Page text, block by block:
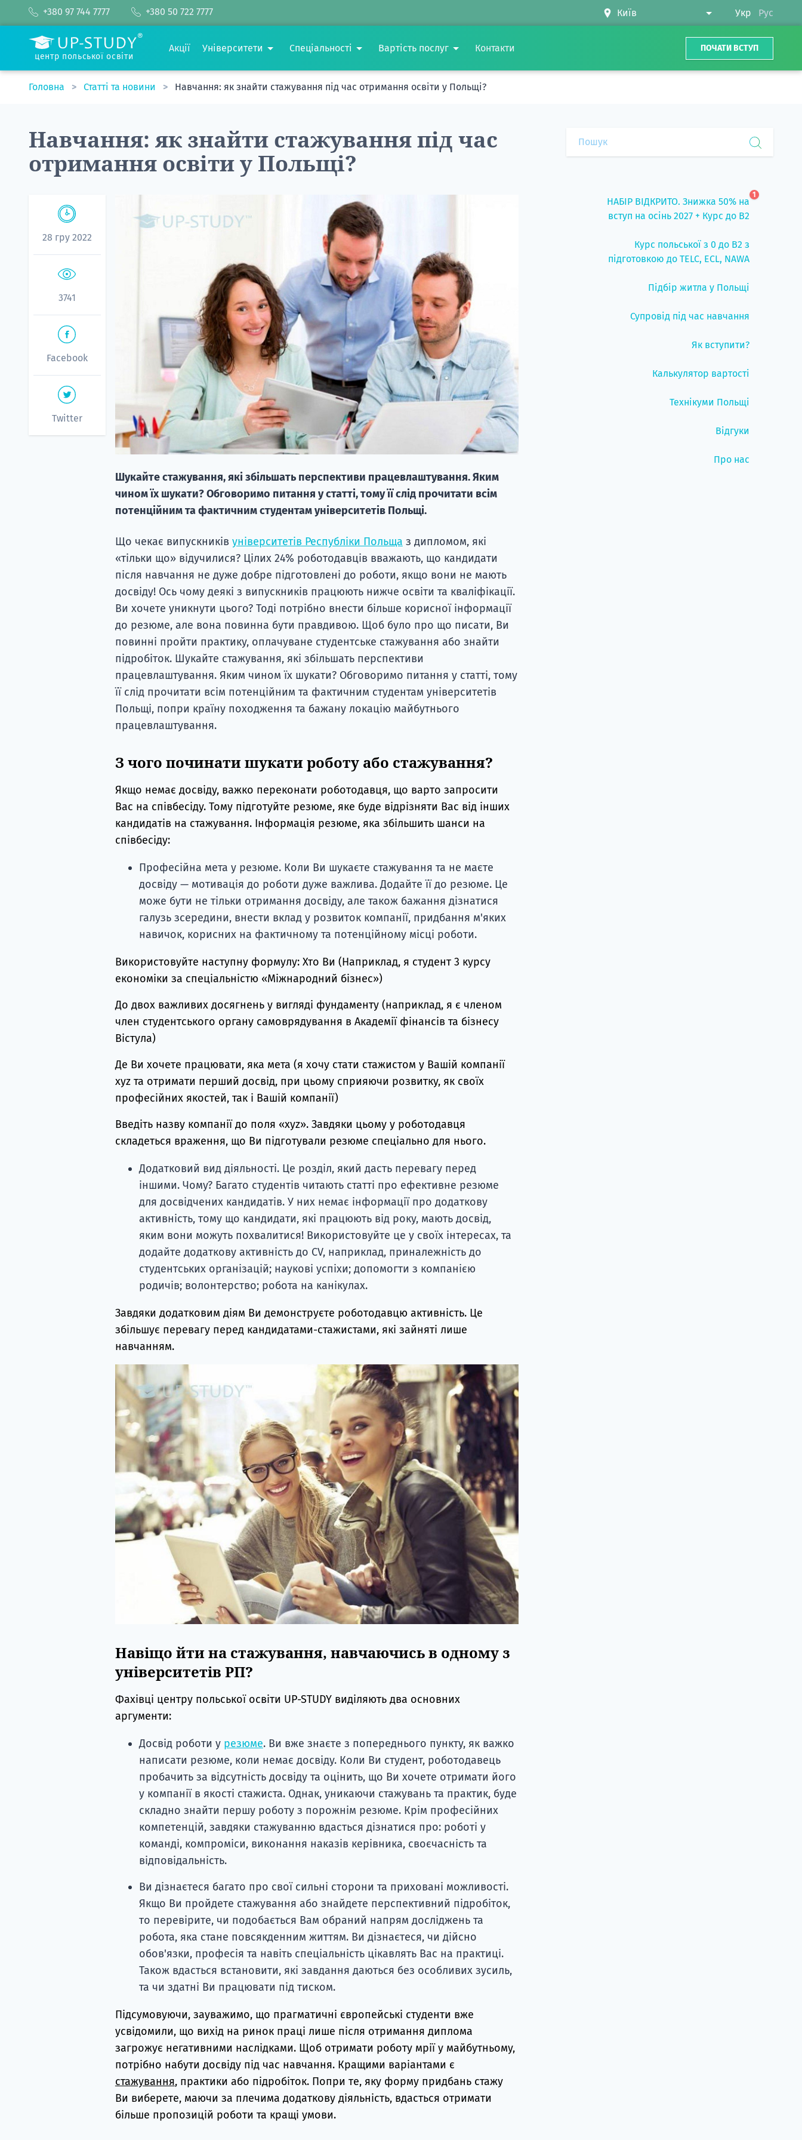
+380 97 744 7777 +380 50 722 7777 Укр Рус
центр польської освіти
Акції Університети Спеціальності Вартість послуг Контакти ПОЧАТИ ВСТУП
Головна Статті та новини Навчання: як знайти стажування під час отримання освіти у Польщі?
Навчання: як знайти стажування під час
отримання освіти у Польщі?
28 гру 2022
3741
Facebook
Twitter
Шукайте стажування, які збільшать перспективи працевлаштування. Яким
чином їх шукати? Обговоримо питання у статті, тому її слід прочитати всім
потенційним та фактичним студентам університетів Польщі.
Що чекає випускників університетів Республіки Польща з дипломом, які
«тільки що» відучилися? Цілих 24% роботодавців вважають, що кандидати
після навчання не дуже добре підготовлені до роботи, якщо вони не мають
досвіду! Ось чому деякі з випускників працюють нижче освіти та кваліфікації.
Ви хочете уникнути цього? Тоді потрібно внести більше корисної інформації
до резюме, але вона повинна бути правдивою. Щоб було про що писати, Ви
повинні пройти практику, оплачуване студентське стажування або знайти
підробіток. Шукайте стажування, які збільшать перспективи
працевлаштування. Яким чином їх шукати? Обговоримо питання у статті, тому
її слід прочитати всім потенційним та фактичним студентам університетів
Польщі, попри країну походження та бажану локацію майбутнього
працевлаштування.
З чого починати шукати роботу або стажування?
Якщо немає досвіду, важко переконати роботодавця, що варто запросити
Вас на співбесіду. Тому підготуйте резюме, яке буде відрізняти Вас від інших
кандидатів на стажування. Інформація резюме, яка збільшить шанси на
співбесіду:
Професійна мета у резюме. Коли Ви шукаєте стажування та не маєте
досвіду — мотивація до роботи дуже важлива. Додайте її до резюме. Це
може бути не тільки отримання досвіду, але також бажання дізнатися
галузь зсередини, внести вклад у розвиток компанії, придбання м'яких
навичок, корисних на фактичному та потенційному місці роботи.
Використовуйте наступну формулу: Хто Ви (Наприклад, я студент 3 курсу
економіки за спеціальністю «Міжнародний бізнес»)
До двох важливих досягнень у вигляді фундаменту (наприклад, я є членом
член студентського органу самоврядування в Академії фінансів та бізнесу
Вістула)
Де Ви хочете працювати, яка мета (я хочу стати стажистом у Вашій компанії
xyz та отримати перший досвід, при цьому сприяючи розвитку, як своїх
професійних якостей, так і Вашій компанії)
Введіть назву компанії до поля «xyz». Завдяки цьому у роботодавця
складеться враження, що Ви підготували резюме спеціально для нього.
Додатковий вид діяльності. Це розділ, який дасть перевагу перед
іншими. Чому? Багато студентів читають статті про ефективне резюме
для досвідчених кандидатів. У них немає інформації про додаткову
активність, тому що кандидати, які працюють від року, мають досвід,
яким вони можуть похвалитися! Використовуйте це у своїх інтересах, та
додайте додаткову активність до CV, наприклад, приналежність до
студентських організацій; наукові успіхи; допомогти з компанією
родичів; волонтерство; робота на канікулах.
Завдяки додатковим діям Ви демонструєте роботодавцю активність. Це
збільшує перевагу перед кандидатами-стажистами, які зайняті лише
навчанням.
Навіщо йти на стажування, навчаючись в одному з
університетів РП?
Фахівці центру польської освіти UP-STUDY виділяють два основних
аргументи:
Досвід роботи у резюме. Ви вже знаєте з попереднього пункту, як важко
написати резюме, коли немає досвіду. Коли Ви студент, роботодавець
пробачить за відсутність досвіду та оцінить, що Ви хочете отримати його
у компанії в якості стажиста. Однак, уникаючи стажувань та практик, буде
складно знайти першу роботу з порожнім резюме. Крім професійних
компетенцій, завдяки стажуванню вдасться дізнатися про: роботі у
команді, компроміси, виконання наказів керівника, своєчасність та
відповідальність.
Ви дізнаєтеся багато про свої сильні сторони та приховані можливості.
Якщо Ви пройдете стажування або знайдете перспективний підробіток,
то перевірите, чи подобається Вам обраний напрям досліджень та
робота, яка стане повсякденним життям. Ви дізнаєтеся, чи дійсно
обов'язки, професія та навіть спеціальність цікавлять Вас на практиці.
Також вдасться встановити, які завдання даються без особливих зусиль,
та чи здатні Ви працювати під тиском.
Підсумовуючи, зауважимо, що прагматичні європейські студенти вже
усвідомили, що вихід на ринок праці лише після отримання диплома
загрожує негативними наслідками. Щоб отримати роботу мрії у майбутньому,
потрібно набути досвіду під час навчання. Кращими варіантами є
стажування, практики або підробіток. Попри те, яку форму придбань стажу
Ви виберете, маючи за плечима додаткову діяльність, вдасться отримати
більше пропозицій роботи та кращі умови.
НАБІР ВІДКРИТО. Знижка 50% на
вступ на осінь 2027 + Курс до B2
1
Курс польської з 0 до B2 з
підготовкою до TELC, ECL, NAWA
Підбір житла у Польщі
Супровід під час навчання
Як вступити?
Калькулятор вартості
Технікуми Польщі
Відгуки
Про нас